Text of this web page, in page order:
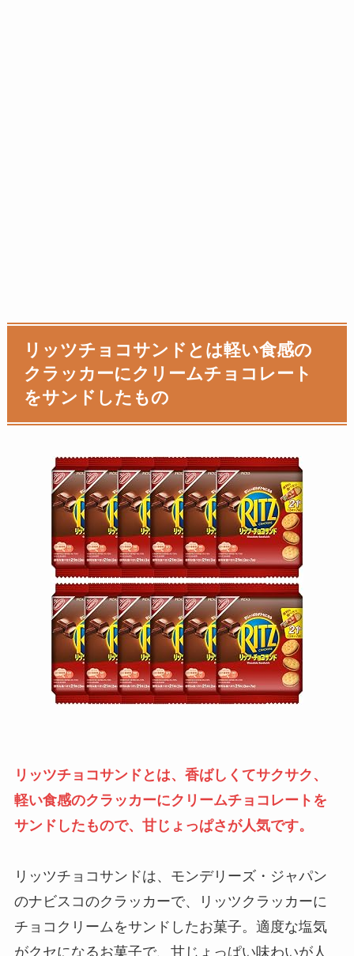
リッツチョコサンドとは軽い食感の
クラッカーにクリームチョコレート
をサンドしたもの
リッツチョコサンドとは、香ばしくてサクサク、
軽い食感のクラッカーにクリームチョコレートを
サンドしたもので、甘じょっぱさが人気です。
リッツチョコサンドは、モンデリーズ・ジャパン
のナビスコのクラッカーで、リッツクラッカーに
チョコクリームをサンドしたお菓子。適度な塩気
がクセになるお菓子で、甘じょっぱい味わいが人